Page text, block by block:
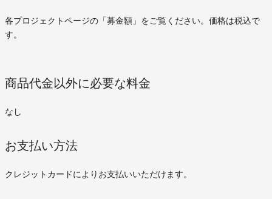
各プロジェクトページの「募金額」をご覧ください。価格は税込で
す。
商品代金以外に必要な料金
なし
お支払い方法
クレジットカードによりお支払いいただけます。